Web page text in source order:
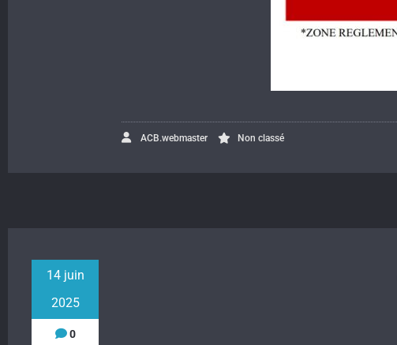
ACB.webmaster Non classé
14 juin
2025
0